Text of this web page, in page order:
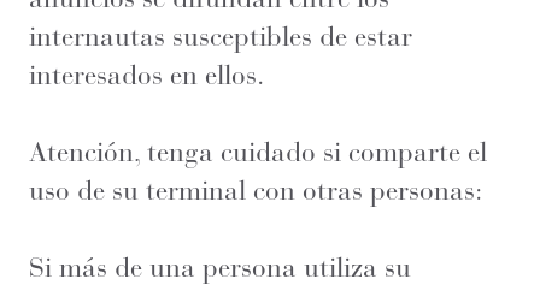
internautas susceptibles de estar
interesados en ellos.
Atención, tenga cuidado si comparte el
uso de su terminal con otras personas:
Si más de una persona utiliza su